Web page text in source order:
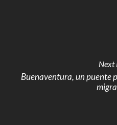
Next
Buenaventura, un puente